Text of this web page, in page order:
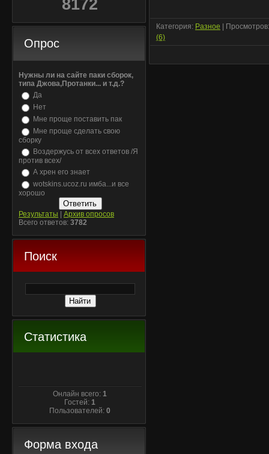
8172
Опрос
Нужны ли на сайте паки сборок,
типа Джова,Протанки... и т.д.?
Да
Нет
Мне проще поставить пак
Мне проще сделать свою
сборку
Воздержусь от всех ответов /Я
против всех/
А хрен его знает
wotskins.ucoz.ru имба...и все
хорошо
Результаты
Архив опросов
Всего ответов: 3782
Поиск
Статистика
Онлайн всего:1
Гостей:1
Пользователей:0
Форма входа
Категория: Разное |
(6)